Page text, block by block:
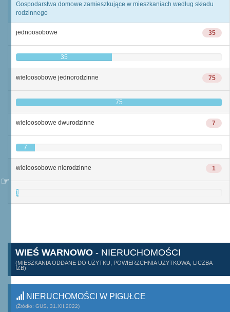
Gospodarstwa domowe zamieszkujące w mieszkaniach według składu
rodzinnego
35
jednoosobowe
35
75
wieloosobowe jednorodzinne
75
7
wieloosobowe dwurodzinne
7
1
wieloosobowe nierodzinne
1
WIEŚ WARNOWO - NIERUCHOMOŚCI
(MIESZKANIA ODDANE DO UŻYTKU, POWIERZCHNIA UŻYTKOWA, LICZBA
IZB)
NIERUCHOMOŚCI W PIGUŁCE
(Źródło: GUS, 31.XII.2022)